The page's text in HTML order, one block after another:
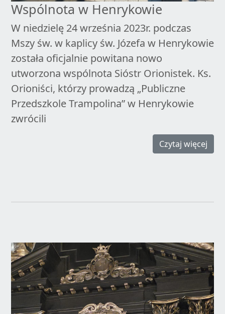
Wspólnota w Henrykowie
W niedzielę 24 września 2023r. podczas
Mszy św. w kaplicy św. Józefa w Henrykowie
została oficjalnie powitana nowo
utworzona wspólnota Sióstr Orionistek. Ks.
Orioniści, którzy prowadzą „Publiczne
Przedszkole Trampolina” w Henrykowie
zwrócili
Czytaj więcej